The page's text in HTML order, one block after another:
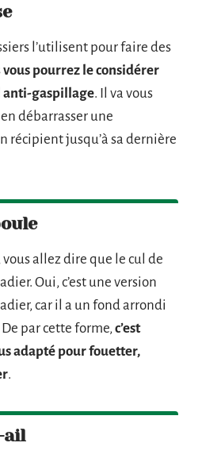
l’utilisent pour faire des
vous pourrez le considérer
anti-gaspillage. Il va vous
débarrasser une
récipient jusqu’à sa dernière
allez dire que le cul de
Oui, c’est une version
car il a un fond arrondi
par cette forme, c’est
adapté pour fouetter,
.
ail